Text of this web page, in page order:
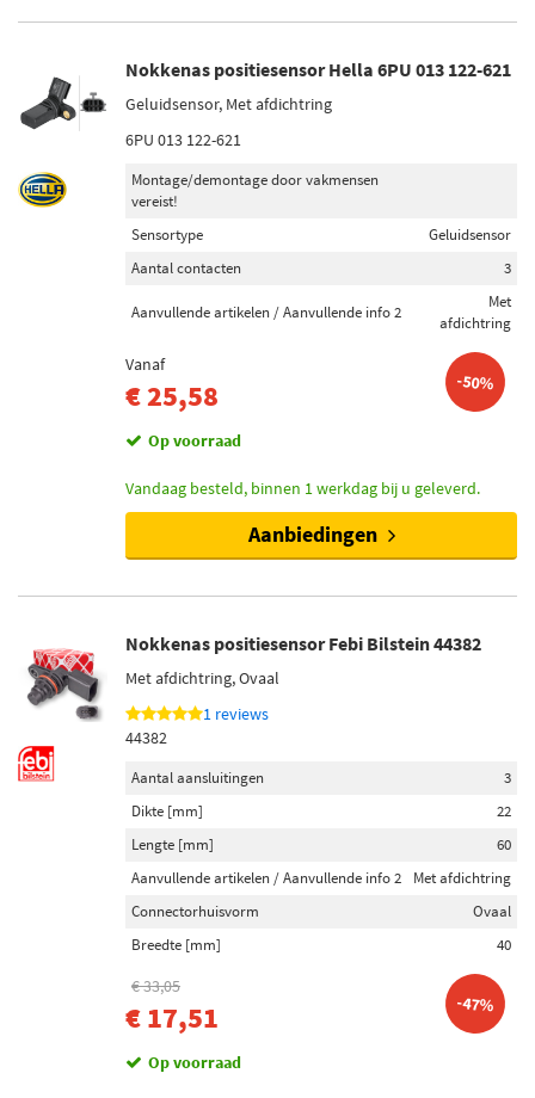
Nokkenas positiesensor Hella 6PU 013 122-621
Geluidsensor, Met afdichtring
6PU 013 122-621
Montage/demontage door vakmensen
vereist!
Sensortype
Geluidsensor
Aantal contacten
3
Aanvullende artikelen / Aanvullende info 2
Met
afdichtring
Vanaf
€ 25,58 -50%
Op voorraad
Vandaag besteld, binnen 1 werkdag bij u geleverd.
Aanbiedingen
Nokkenas positiesensor Febi Bilstein 44382
Met afdichtring, Ovaal
1 reviews
44382
Aantal aansluitingen
3
Dikte [mm]
22
Lengte [mm]
60
Aanvullende artikelen / Aanvullende info 2
Met afdichtring
Connectorhuisvorm
Ovaal
Breedte [mm]
40
€ 33,05
€ 17,51 -47%
Op voorraad